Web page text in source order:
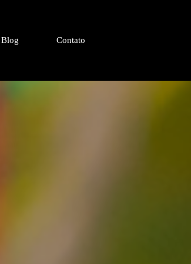
Blog Contato